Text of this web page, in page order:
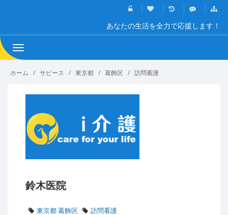
あなたの生活を全力で応援します！
Toggle
navigation
ホーム サビース 東京都 葛飾区 訪問看護
鈴木医院
東京都 葛飾区 訪問看護